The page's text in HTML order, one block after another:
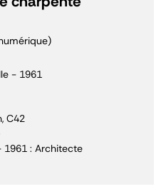
- 1961
C42
1961 : Architecte